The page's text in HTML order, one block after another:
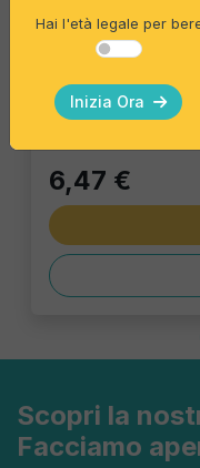
Cocktails
Gin Flower
Pezzo Singolo
6,47 €
Scopri la
Facciamo
Hai l'età legale per
Inizia Ora